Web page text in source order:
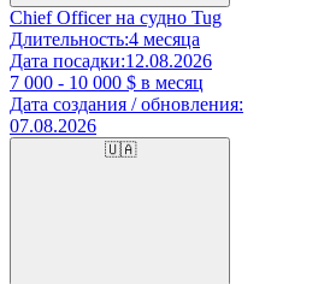
Chief Officer на судно Tug
Длительность:4 месяца
Дата посадки:12.08.2026
7 000 - 10 000 $ в месяц
Дата создания / обновления:
07.08.2026
🇺🇦